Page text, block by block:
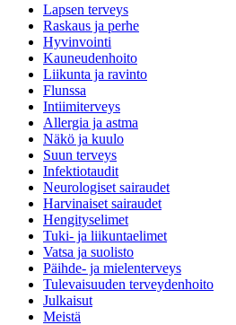
Lapsen terveys
Raskaus ja perhe
Hyvinvointi
Kauneudenhoito
Liikunta ja ravinto
Flunssa
Intiimiterveys
Allergia ja astma
Näkö ja kuulo
Suun terveys
Infektiotaudit
Neurologiset sairaudet
Harvinaiset sairaudet
Hengityselimet
Tuki- ja liikuntaelimet
Vatsa ja suolisto
Päihde- ja mielenterveys
Tulevaisuuden terveydenhoito
Julkaisut
Meistä